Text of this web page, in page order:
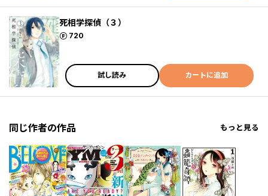
死相学探偵（３）
720
ポイント
試し読み カートに追加
同じ作者の作品 もっと見る